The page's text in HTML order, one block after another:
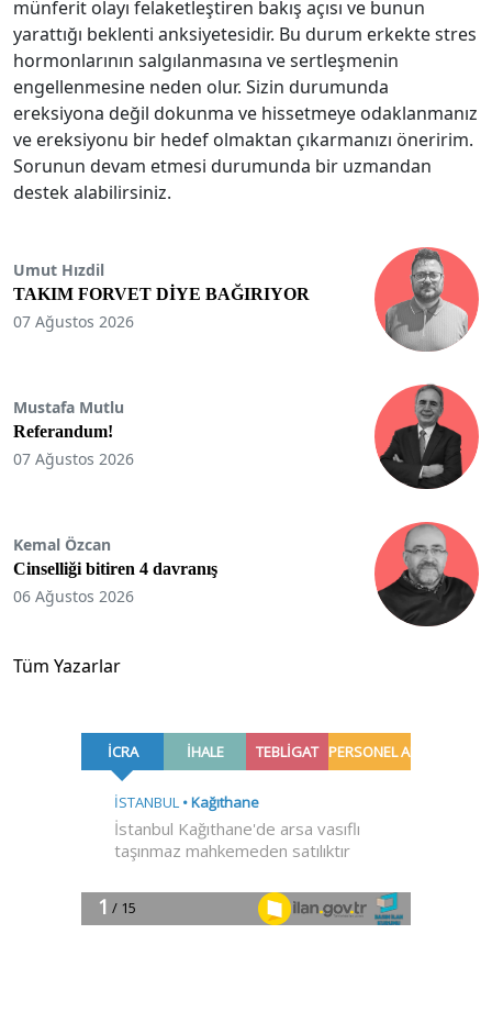
münferit olayı felaketleştiren bakış açısı ve bunun
yarattığı beklenti anksiyetesidir. Bu durum erkekte stres
hormonlarının salgılanmasına ve sertleşmenin
engellenmesine neden olur. Sizin durumunda
ereksiyona değil dokunma ve hissetmeye odaklanmanız
ve ereksiyonu bir hedef olmaktan çıkarmanızı öneririm.
Sorunun devam etmesi durumunda bir uzmandan
destek alabilirsiniz.
Umut Hızdil
TAKIM FORVET DİYE BAĞIRIYOR
07 Ağustos 2026
Mustafa Mutlu
Referandum!
07 Ağustos 2026
Kemal Özcan
Cinselliği bitiren 4 davranış
06 Ağustos 2026
Tüm Yazarlar